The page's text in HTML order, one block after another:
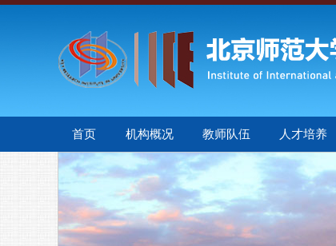
首页 机构概况 教师队伍 人才培养